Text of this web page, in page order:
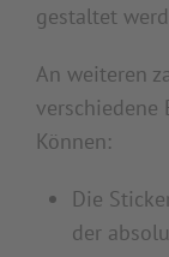
gestaltet
An weiteren
verschiedene
Können:
Die
der